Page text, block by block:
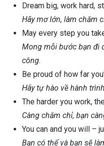
Dream big, work hard,
Hãy mơ lớn, làm chăm
May every step you
Mong mỗi bước bạn đi
công.
Be proud of how far
Hãy tự hào về hành
The harder you work,
Càng chăm chỉ, bạn
You can and you will –
Bạn có thể và bạn sẽ